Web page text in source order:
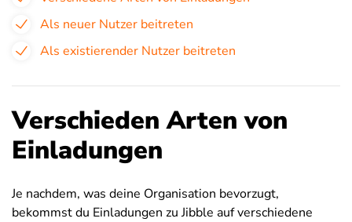
Als neuer Nutzer beitreten
Als existierender Nutzer beitreten
Verschieden Arten von
Einladungen
Je nachdem, was deine Organisation bevorzugt,
bekommst du Einladungen zu Jibble auf verschiedene